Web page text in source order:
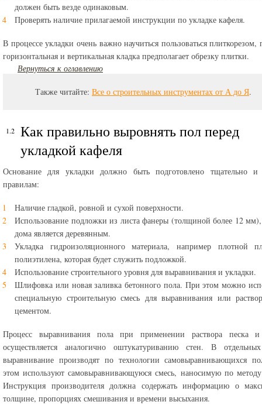
должен быть везде одинаковым.
Проверять наличие прилагаемой инструкции по укладке кафеля.
В процессе укладки очень важно научиться пользоваться плиткорезом,
горизонтальная и вертикальная кладка предполагает обрезку плитки.
Вернуться к оглавлению
Также читайте: Все о строительных инструментах от А до Я.
Как правильно выровнять пол перед
укладкой кафеля
Основание для укладки должно быть подготовлено тщательно
правилам:
Наличие гладкой, ровной и сухой поверхности.
Использование подложки из листа фанеры (толщиной более 12
дома является деревянным.
Укладка гидроизоляционного материала, например плотной
полиэтилена, которая будет служить подложкой.
Использование строительного уровня для выравнивания и укладки.
Шлифовка или новая заливка бетонного пола. При этом можно
специальную строительную смесь для выравнивания или
цементом.
Процесс выравнивания пола при применении раствора песка и
осуществляется аналогично оштукатуриванию стен. В
выравнивание производят по технологии самовыравнивающихся
этом используют самовыравнивающуюся смесь, наносимую по
Инструкция производителя должна содержать информацию о
толщине, пропорциях смешивания и времени высыхания.